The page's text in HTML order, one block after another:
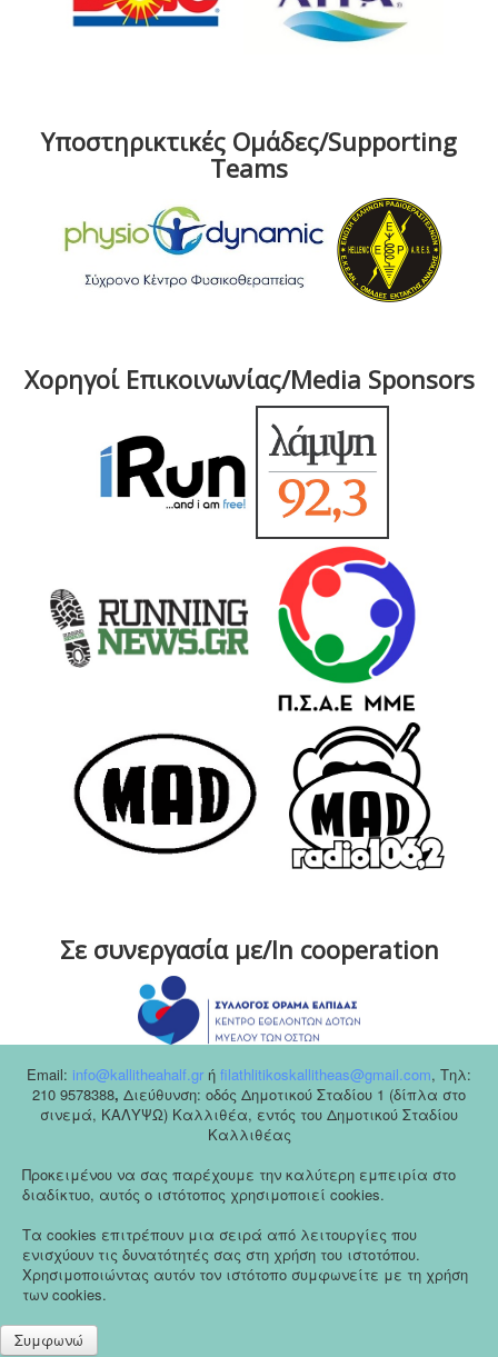
Υποστηρικτικές Ομάδες/Supporting
Teams
Χορηγοί Επικοινωνίας/Media Sponsors
Σε συνεργασία με/In cooperation
Email: info@kallitheahalf.gr ή filathlitikoskallitheas@gmail.com, Tηλ:
210 9578388, Διεύθυνση: οδός Δημοτικού Σταδίου 1 (δίπλα στο
σινεμά, ΚΑΛΥΨΩ) Καλλιθέα, εντός του Δημοτικού Σταδίου
Καλλιθέας
Προκειμένου να σας παρέχουμε την καλύτερη εμπειρία στο
διαδίκτυο, αυτός ο ιστότοπος χρησιμοποιεί cookies.
Τα cookies επιτρέπουν μια σειρά από λειτουργίες που
ενισχύουν τις δυνατότητές σας στη χρήση του ιστοτόπου.
Χρησιμοποιώντας αυτόν τον ιστότοπο συμφωνείτε με τη χρήση
των cookies.
Συμφωνώ